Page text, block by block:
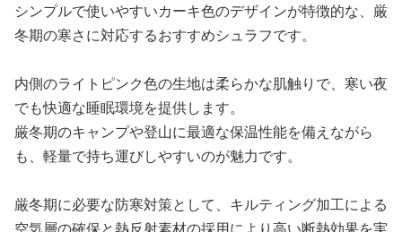
シンプルで使いやすいカーキ色のデザインが特徴的な、厳
冬期の寒さに対応するおすすめシュラフです。
内側のライトピンク色の生地は柔らかな肌触りで、寒い夜
でも快適な睡眠環境を提供します。
厳冬期のキャンプや登山に最適な保温性能を備えながら
も、軽量で持ち運びしやすいのが魅力です。
厳冬期に必要な防寒対策として、キルティング加工による